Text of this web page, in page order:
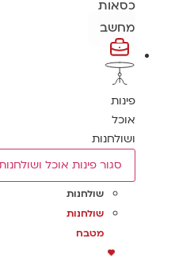
כסאות
מחשב
פינות
אוכל
ושולחנות
סגור פינות אוכל ושולחנות
שולחנות
שולחנות
מטבח